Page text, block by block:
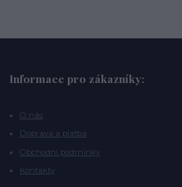
Informace pro zákazníky:
O nás
Doprava a platba
Obchodní podmínky
Kontakty